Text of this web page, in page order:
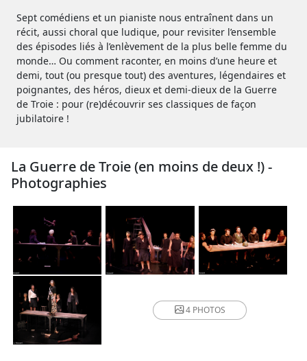
Sept comédiens et un pianiste nous entraînent dans un
récit, aussi choral que ludique, pour revisiter l’ensemble
des épisodes liés à l’enlèvement de la plus belle femme du
monde… Ou comment raconter, en moins d’une heure et
demi, tout (ou presque tout) des aventures, légendaires et
poignantes, des héros, dieux et demi-dieux de la Guerre
de Troie : pour (re)découvrir ses classiques de façon
jubilatoire !
La Guerre de Troie (en moins de deux !) -
Photographies
4 PHOTOS